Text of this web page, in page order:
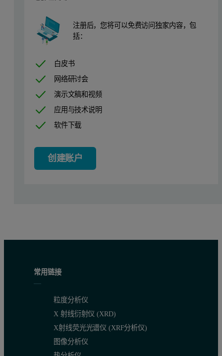
注册后，您将可以免费访问独家内容，包
括：
白皮书
网络研讨会
演示文稿和视频
应用与技术说明
软件下载
创建账户
常用链接
粒度分析仪
X 射线衍射仪 (XRD)
X射线荧光光谱仪 (XRF分析仪)
图像分析仪